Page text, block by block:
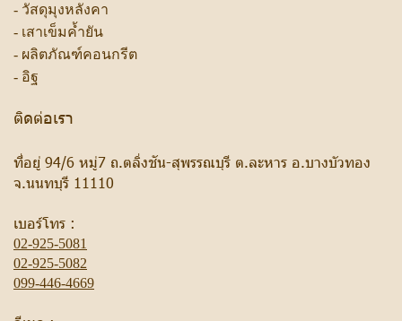
- วัสดุมุงหลังคา
- เสาเข็มค้ำยัน
- ผลิตภัณฑ์คอนกรีต
- อิฐ
ติดต่อเรา
ที่อยู่ 94/6 หมู่7 ถ.ตลิ่งชัน-สุพรรณบุรี ต.ละหาร อ.บางบัวทอง
จ.นนทบุรี 11110
เบอร์โทร :
02-925-5081
02-925-5082
099-446-4669